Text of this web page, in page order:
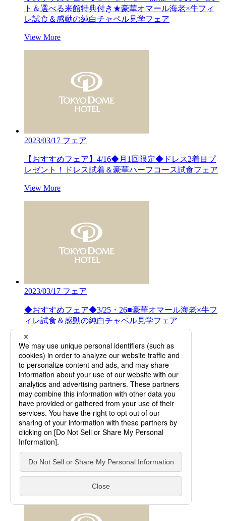
ト＆選べる来館特典付き★豪華オマール海老×牛フィ
レ試食＆感動の純白チャペル見学フェア
View More
2023/03/17 フェア
【おすすめフェア】4/16◆月1回限定◆ドレス2着目プ
レゼント！ドレス試着＆豪華ハーフコース試食フェア
View More
2023/03/17 フェア
◆おすすめフェア◆3/25・26■豪華オマール海老×牛フ
ィレ試食＆感動の純白チャペル見学フェア
View More
2023/03/13
お客様に安心してご利用いただくために
View More